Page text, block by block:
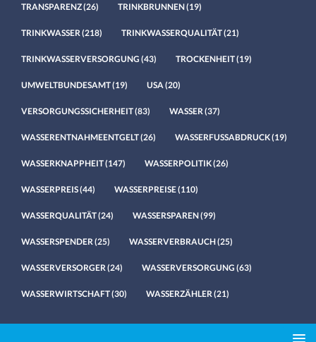
TRANSPARENZ(26) TRINKBRUNNEN(19)
TRINKWASSER (218) TRINKWASSERQUALITÄT(21)
TRINKWASSERVERSORGUNG (43) TROCKENHEIT(19)
UMWELTBUNDESAMT(19) USA (20)
VERSORGUNGSSICHERHEIT(83) WASSER (37)
WASSERENTNAHMEENTGELT(26) WASSERFUSSABDRUCK(19)
WASSERKNAPPHEIT(147) WASSERPOLITIK(26)
WASSERPREIS(44) WASSERPREISE(110)
WASSERQUALITÄT(24) WASSERSPAREN(99)
WASSERSPENDER (25) WASSERVERBRAUCH(25)
WASSERVERSORGER (24) WASSERVERSORGUNG (63)
WASSERWIRTSCHAFT(30) WASSERZÄHLER (21)